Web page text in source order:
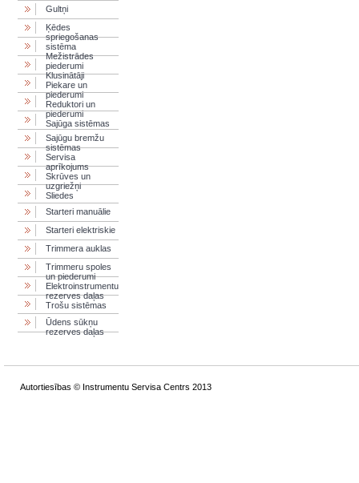
Gultņi
Ķēdes
spriegošanas
sistēma
Mežistrādes
piederumi
Klusinātāji
Piekare un
piederumi
Reduktori un
piederumi
Sajūga sistēmas
Sajūgu bremžu
sistēmas
Servisa
aprīkojums
Skrūves un
uzgriežņi
Sliedes
Starteri manuālie
Starteri elektriskie
Trimmera auklas
Trimmeru spoles
un piederumi
Elektroinstrumentu
rezerves daļas
Trošu sistēmas
Ūdens sūkņu
rezerves daļas
Autortiesības © Instrumentu Servisa Centrs 2013